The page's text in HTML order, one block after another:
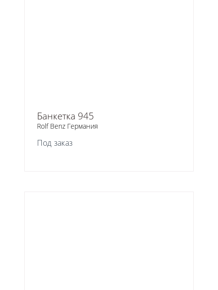
Банкетка 945
Rolf Benz Германия
Под заказ